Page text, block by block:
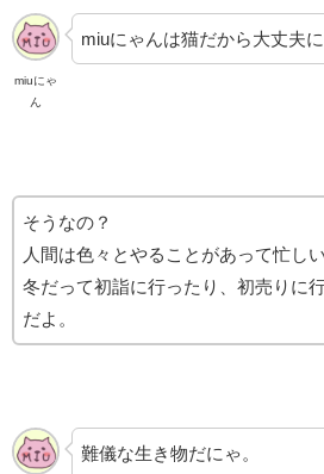
miuにゃ
ん
miuにゃんは猫だから大丈夫に
そうなの？
人間は色々とやることがあって忙し
冬だって初詣に行ったり、初売りに
だよ。
難儀な生き物だにゃ。